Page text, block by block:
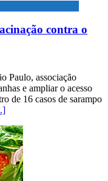
contra o
Paulo, associação
e ampliar o acesso
de 16 casos de sarampo